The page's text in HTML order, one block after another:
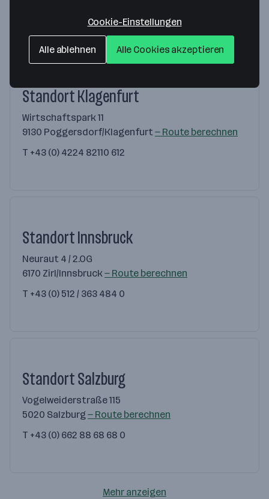
Standort Klagenfurt
Wirtschaftspark 11
9130 Poggersdorf/Klagenfurt— Route berechnen
T +43 (0) 4224 82110 612
Standort Innsbruck
Neuraut 4 / 2.OG
6170 Zirl/Innsbruck— Route berechnen
T +43 (0) 512 / 363 484 0
Standort Salzburg
Vogelweiderstraße 115
5020 Salzburg — Route berechnen
T +43 (0) 662 88 68 68 0
Mehr anzeigen
Cookie-Einstellungen
Alle ablehnen Alle Cookies akzeptieren